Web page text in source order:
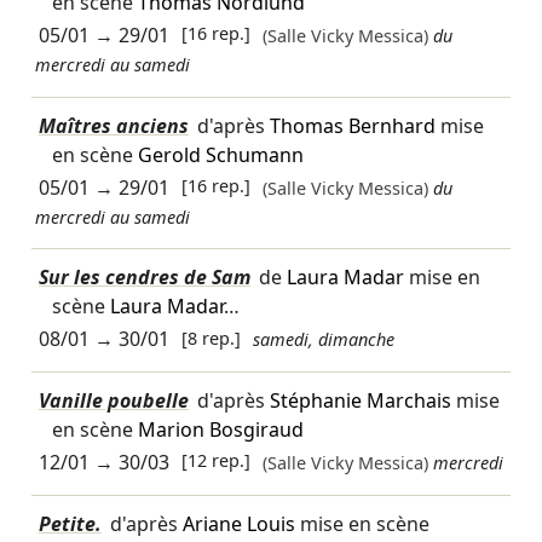
05/01 → 29/01 [16 rep.] (Salle Vicky Messica) du
mercredi au samedi
Maîtres anciens d'après Thomas Bernhard mise
en scène Gerold Schumann
05/01 → 29/01 [16 rep.] (Salle Vicky Messica) du
mercredi au samedi
Sur les cendres de Sam de Laura Madarmise en
scène Laura Madar…
08/01 → 30/01 [8 rep.] samedi, dimanche
Vanille poubelle d'après Stéphanie Marchais mise
en scène Marion Bosgiraud
12/01 → 30/03 [12 rep.] (Salle Vicky Messica) mercredi
Petite. d'après Ariane Louis mise en scène